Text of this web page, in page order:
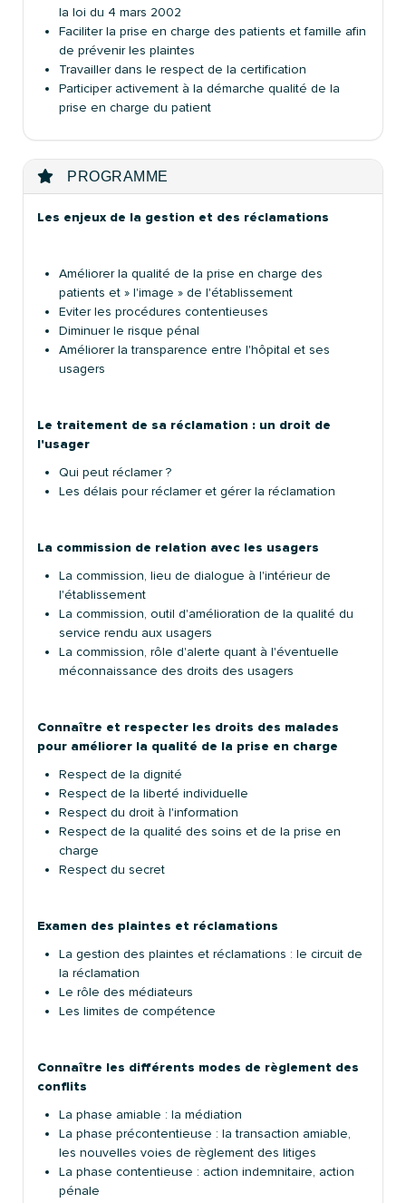
la loi du 4 mars 2002
Faciliter la prise en charge des patients et famille afin
de prévenir les plaintes
Travailler dans le respect de la certification
Participer activement à la démarche qualité de la
prise en charge du patient
PROGRAMME
Les enjeux de la gestion et des réclamations
Améliorer la qualité de la prise en charge des
patients et » l'image » de l'établissement
Eviter les procédures contentieuses
Diminuer le risque pénal
Améliorer la transparence entre l'hôpital et ses
usagers
Le traitement de sa réclamation : un droit de
l'usager
Qui peut réclamer ?
Les délais pour réclamer et gérer la réclamation
La commission de relation avec les usagers
La commission, lieu de dialogue à l'intérieur de
l'établissement
La commission, outil d'amélioration de la qualité du
service rendu aux usagers
La commission, rôle d'alerte quant à l'éventuelle
méconnaissance des droits des usagers
Connaître et respecter les droits des malades
pour améliorer la qualité de la prise en charge
Respect de la dignité
Respect de la liberté individuelle
Respect du droit à l'information
Respect de la qualité des soins et de la prise en
charge
Respect du secret
Examen des plaintes et réclamations
La gestion des plaintes et réclamations : le circuit de
la réclamation
Le rôle des médiateurs
Les limites de compétence
Connaître les différents modes de règlement des
conflits
La phase amiable : la médiation
La phase précontentieuse : la transaction amiable,
les nouvelles voies de règlement des litiges
La phase contentieuse : action indemnitaire, action
pénale